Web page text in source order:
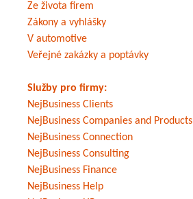
Ze života firem
Zákony a vyhlášky
V automotive
Veřejné zakázky a poptávky
Služby pro firmy:
NejBusiness Clients
NejBusiness Companies and Products
NejBusiness Connection
NejBusiness Consulting
NejBusiness Finance
NejBusiness Help